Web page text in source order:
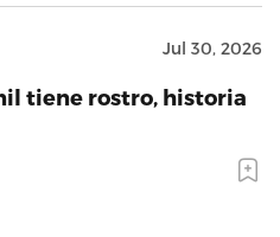
Jul 30, 2026
tiene rostro, historia